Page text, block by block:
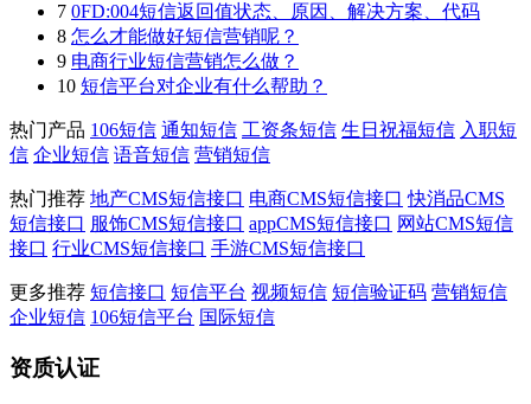
7 0FD:004短信返回值状态、原因、解决方案、代码
8 怎么才能做好短信营销呢？
9 电商行业短信营销怎么做？
10 短信平台对企业有什么帮助？
热门产品 106短信 通知短信 工资条短信 生日祝福短信 入职短
信 企业短信 语音短信 营销短信
热门推荐 地产CMS短信接口 电商CMS短信接口 快消品CMS
短信接口 服饰CMS短信接口 appCMS短信接口 网站CMS短信
接口 行业CMS短信接口 手游CMS短信接口
更多推荐 短信接口 短信平台 视频短信 短信验证码 营销短信
企业短信 106短信平台 国际短信
资质认证